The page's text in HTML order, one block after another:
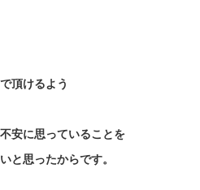
頂けるよう
安に思っていることを
と思ったからです。